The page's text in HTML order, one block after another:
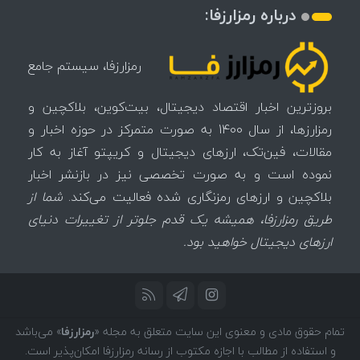
درباره رمزارزفا:
رمزارزفا، سیستم جامع
بروزترین اخبار اقتصاد دیجیتال، بیت‌کوین، بلاکچین و
رمزارزها، از سال 1400 به صورت متمرکز در حوزه اخبار و
مقالات، فین‌تک، ارزهای‌ دیجیتال و کریپتو آغاز به کار
نموده است و به صورت تخصصی نیز در بازنشر اخبار
بلاکچین و ارزهای رمزنگاری شده فعالیت می‌کند.شما از
طریق رمزارزفا، همیشه یک قدم جلوتر از تغییرات دنیای
ارزهای دیجیتال خواهید بود.
تمام حقوق مادی و معنوی این سایت متعلق به مجله «رمزارزفا» می‌باشد
و استفاده از مطالب با اجازه مکتوب از رسانه رمزارزفا امکان‌پذیر است.